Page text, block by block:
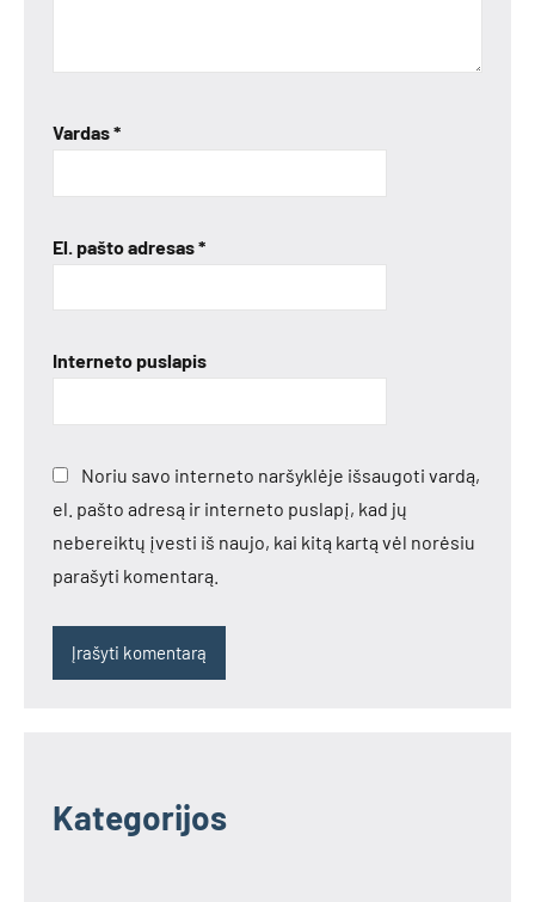
Vardas*
El. pašto adresas*
Interneto puslapis
Noriu savo interneto naršyklėje išsaugoti vardą,
el. pašto adresą ir interneto puslapį, kad jų
nebereiktų įvesti iš naujo, kai kitą kartą vėl norėsiu
parašyti komentarą.
Kategorijos